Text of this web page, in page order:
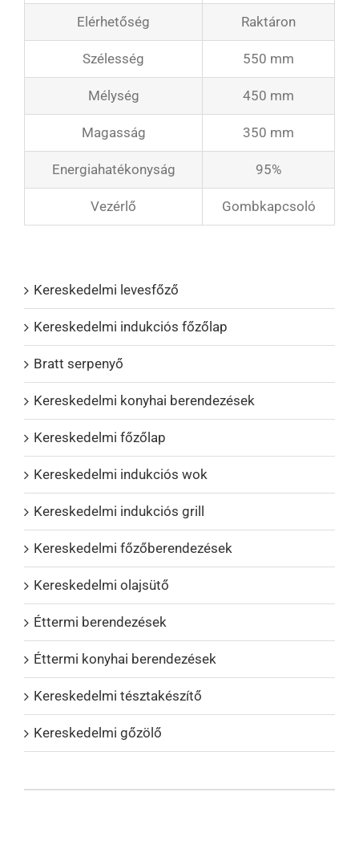
Elérhetőség Raktáron
Szélesség 550 mm
Mélység 450 mm
Magasság 350 mm
Energiahatékonyság 95%
Vezérlő Gombkapcsoló
Kereskedelmi levesfőző
Kereskedelmi indukciós főzőlap
Bratt serpenyő
Kereskedelmi konyhai berendezések
Kereskedelmi főzőlap
Kereskedelmi indukciós wok
Kereskedelmi indukciós grill
Kereskedelmi főzőberendezések
Kereskedelmi olajsütő
Éttermi berendezések
Éttermi konyhai berendezések
Kereskedelmi tésztakészítő
Kereskedelmi gőzölő